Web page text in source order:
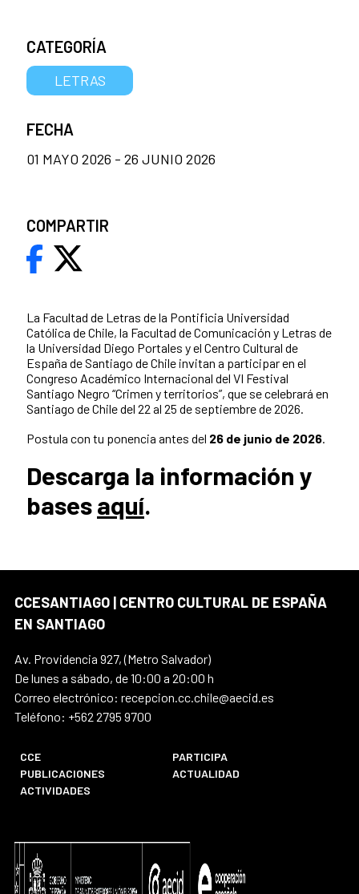
La Facultad de Letras de la Pontificia Universidad
Católica de Chile, la Facultad de Comunicación y Letras de
la Universidad Diego Portales y el Centro Cultural de
España de Santiago de Chile invitan a participar en el
Congreso Académico Internacional del VI Festival
Santiago Negro “Crimen y territorios”, que se celebrará en
Santiago de Chile del 22 al 25 de septiembre de 2026.
Postula con tu ponencia antes del 26 de junio de 2026.
Descarga la información y
basesaquí.
CATEGORÍA
LETRAS
FECHA
01 MAYO 2026 - 26 JUNIO 2026
COMPARTIR
CCESANTIAGO | CENTRO CULTURAL DE ESPAÑA
EN SANTIAGO
Av. Providencia 927, (Metro Salvador)
De lunes a sábado, de 10:00 a 20:00 h
Correo electrónico: recepcion.cc.chile@aecid.es
Teléfono: +562 2795 9700
CCE
PARTICIPA
PUBLICACIONES
ACTUALIDAD
ACTIVIDADES